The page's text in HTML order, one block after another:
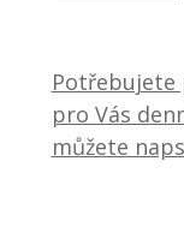
Potřebujete
pro Vás
můžete